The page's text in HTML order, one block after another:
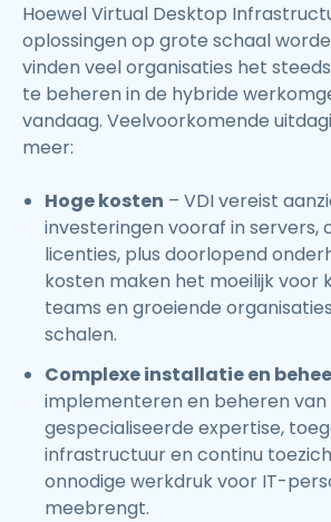
Hoewel Virtual Desktop
oplossingen op grote schaal
vinden veel organisaties het
te beheren in de hybride
vandaag. Veelvoorkomende
meer:
Hoge kosten – VDI vereist
investeringen vooraf in servers,
licenties, plus doorlopend
kosten maken het moeilijk voor
teams en groeiende
schalen.
Complexe installatie en
implementeren en beheren van
gespecialiseerde expertise,
infrastructuur en continu
onnodige werkdruk voor IT-
meebrengt.